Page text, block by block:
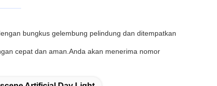
bungkus gelembung pelindung dan ditempatkan
cepat dan aman.Anda akan menerima nomor